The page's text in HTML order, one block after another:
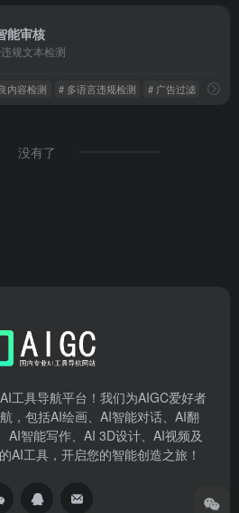
能审核
规文本检测
内容检测 # 多语言违规检测 # 广告过滤
没有了
工具导航平台！我们为AIGC爱好者
，包括AI绘画、AI智能对话、AI翻
AI智能写作、AI 3D设计、AI视频及
AI工具，开启您的智能创造之旅！